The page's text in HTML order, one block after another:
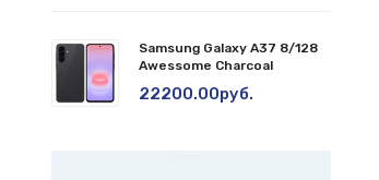
Samsung Galaxy A37 8/128
Awessome Charcoal
22200.00руб.